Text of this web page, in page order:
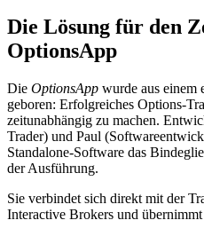
Die Lösung für den
OptionsApp
Die OptionsApp wurde aus einem
geboren: Erfolgreiches Options-
zeitunabhängig zu machen.
Trader) und Paul
Standalone-Software das
der Ausführung.
Sie verbindet sich direkt mit der
Interactive Brokers und